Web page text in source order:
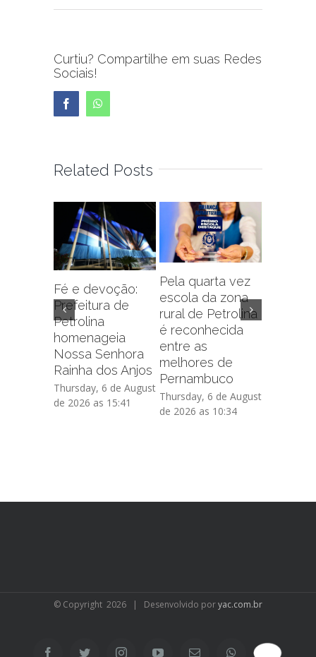
Curtiu? Compartilhe em suas Redes
Sociais!
Facebook
Related Posts
Fé e devoção:
Prefeitura de
Petrolina
homenageia
Nossa Senhora
Rainha dos Anjos
Thursday, 6 de August
de 2026 as 15:41
Pela quarta vez
escola da zona
rural de Petrolina
é reconhecida
entre as
melhores de
Pernambuco
Thursday, 6 de August
de 2026 as 10:34
© Copyright 2026 | Desenvolvido poryac.com.br
FacebookTwitter InstagramYouTubeEmail WhatsApp
SAC